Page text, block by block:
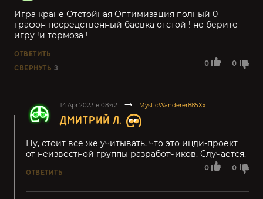
0 0
Игра кране Отстойная Оптимизация полный 0
графон посредственный баевка отстой ! не берите
игру !и тормоза !
ОТВЕТИТЬ
СВЕРНУТЬ 3
14.Apr.2023 в 08:42 MysticWanderer885Xx
ДМИТРИЙ Л.
0 0
Ну, стоит все же учитывать, что это инди-проект
от неизвестной группы разработчиков. Случается.
ОТВЕТИТЬ